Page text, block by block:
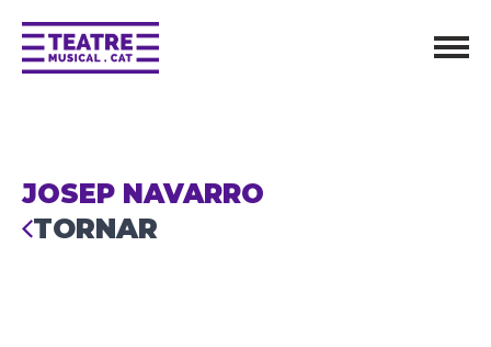
JOSEP NAVARRO
TORNAR